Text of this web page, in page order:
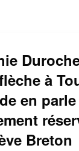
à
en
Breton